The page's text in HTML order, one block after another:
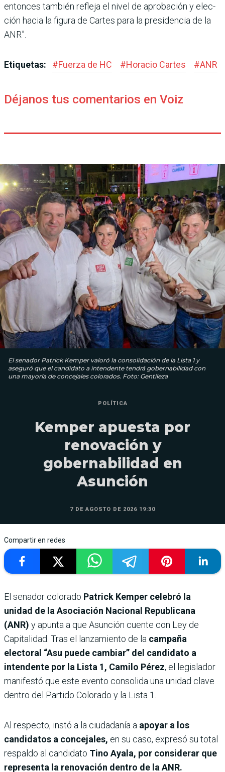
entonces también refleja el nivel de aprobación y elec­
ción hacia la figura de Car­tes para la presidencia de la
ANR”.
Etiquetas: #Fuerza de HC #Horacio Cartes #ANR
Déjanos tus comentarios en Voiz
El senador Patrick Kemper valoró la consolidación de la Lista 1 y
aseguró que el candidato a intendente tendrá gobernabilidad con
una mayoría de concejales colorados. Foto: Gentileza
POLÍTICA
Kemper apuesta por
renovación y
gobernabilidad en
Asunción
7 DE AGOSTO DE 2026 19:30
Compartir en redes
El senador colorado Patrick Kemper celebró la
unidad de la Asociación Nacional Republicana
(ANR) y apunta a que Asunción cuente con Ley de
Capitalidad. Tras el lanzamiento de la campaña
electoral “Asu puede cambiar” del candidato a
intendente por la Lista 1, Camilo Pérez, el legislador
manifestó que este evento consolida una unidad clave
dentro del Partido Colorado y la Lista 1.
Al respecto, instó a la ciudadanía a apoyar a los
candidatos a concejales, en su caso, expresó su total
respaldo al candidato Tino Ayala, por considerar que
representa la renovación dentro de la ANR.